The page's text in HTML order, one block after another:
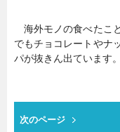
海外モノの食べたこ
でもチョコレートやナ
パが抜きん出ています。
次のページ